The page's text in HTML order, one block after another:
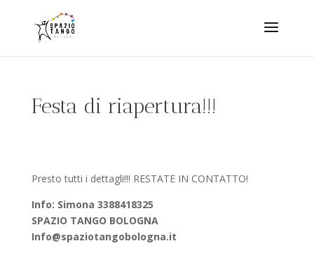
Festa di riapertura!!!
Presto tutti i dettagli!!! RESTATE IN CONTATTO!
Info: Simona 3388418325
SPAZIO TANGO BOLOGNA
Info@spaziotangobologna.it